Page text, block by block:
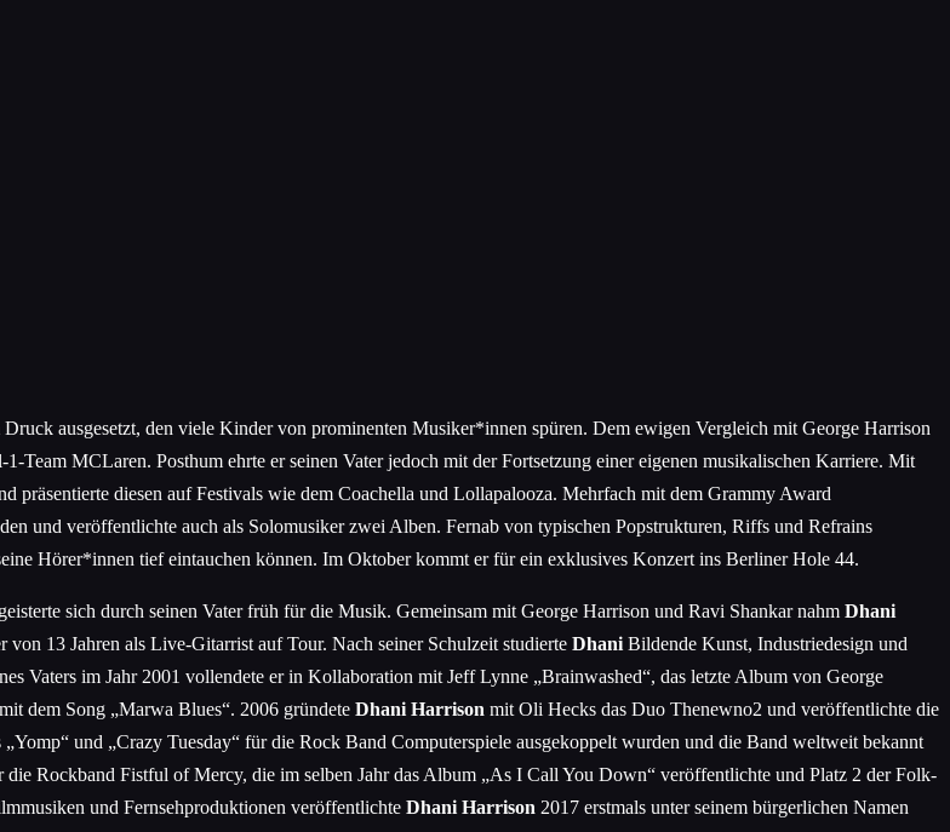
ausgesetzt, den viele Kinder von prominenten Musiker*innen spüren. Dem ewigen Vergleich mit George Harrison
Team MCLaren. Posthum ehrte er seinen Vater jedoch mit der Fortsetzung einer eigenen musikalischen Karriere. Mit
präsentierte diesen auf Festivals wie dem Coachella und Lollapalooza. Mehrfach mit dem Grammy Award
und veröffentlichte auch als Solomusiker zwei Alben. Fernab von typischen Popstrukturen, Riffs und Refrains
Hörer*innen tief eintauchen können. Im Oktober kommt er für ein exklusives Konzert ins Berliner Hole 44.
sich durch seinen Vater früh für die Musik. Gemeinsam mit George Harrison und Ravi Shankar nahm Dhani
13 Jahren als Live-Gitarrist auf Tour. Nach seiner Schulzeit studierte Dhani Bildende Kunst, Industriedesign und
Vaters im Jahr 2001 vollendete er in Kollaboration mit Jeff Lynne „Brainwashed“, das letzte Album von George
dem Song „Marwa Blues“. 2006 gründete Dhani Harrison mit Oli Hecks das Duo Thenewno2 und veröffentlichte die
und „Crazy Tuesday“ für die Rock Band Computerspiele ausgekoppelt wurden und die Band weltweit bekannt
Rockband Fistful of Mercy, die im selben Jahr das Album „As I Call You Down“ veröffentlichte und Platz 2 der Folk-
und Fernsehproduktionen veröffentlichte Dhani Harrison 2017 erstmals unter seinem bürgerlichen Namen